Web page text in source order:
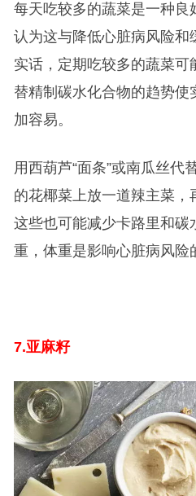
每天吃较多的蔬菜是一种良
认为这与降低心脏病风险和
实话，定期吃较多的蔬菜
替精制碳水化合物的趋势使
加容易。
用西葫芦“面条”或南瓜丝代
的花椰菜上放一道辣主菜，
这些也可能减少卡路里和碳
重，体重是影响心脏病风险
7.亚麻籽